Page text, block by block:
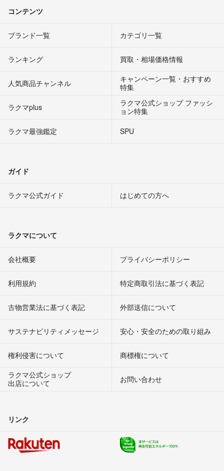
コンテンツ
ブランド一覧 カテゴリ一覧
ランキング 買取・相場価格情報
人気商品チャンネル
キャンペーン一覧・おすすめ
特集
ラクマplus
ラクマ公式ショップ ファッシ
ョン特集
ラクマ最強鑑定
SPU
ガイド
ラクマ公式ガイド はじめての方へ
ラクマについて
会社概要 プライバシーポリシー
利用規約 特定商取引法に基づく表記
古物営業法に基づく表記 外部送信について
サステナビリティメッセージ 安心・安全のための取り組み
権利侵害について
商標権について
ラクマ公式ショップ
出店について
お問い合わせ
リンク